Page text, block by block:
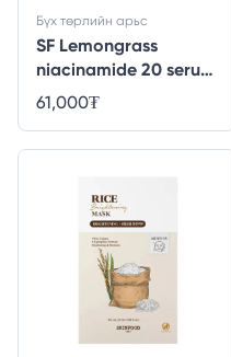
SF Lemongrass
niacinamide 20 serum
- 50ml
Бүх төрлийн арьс
61,000₮